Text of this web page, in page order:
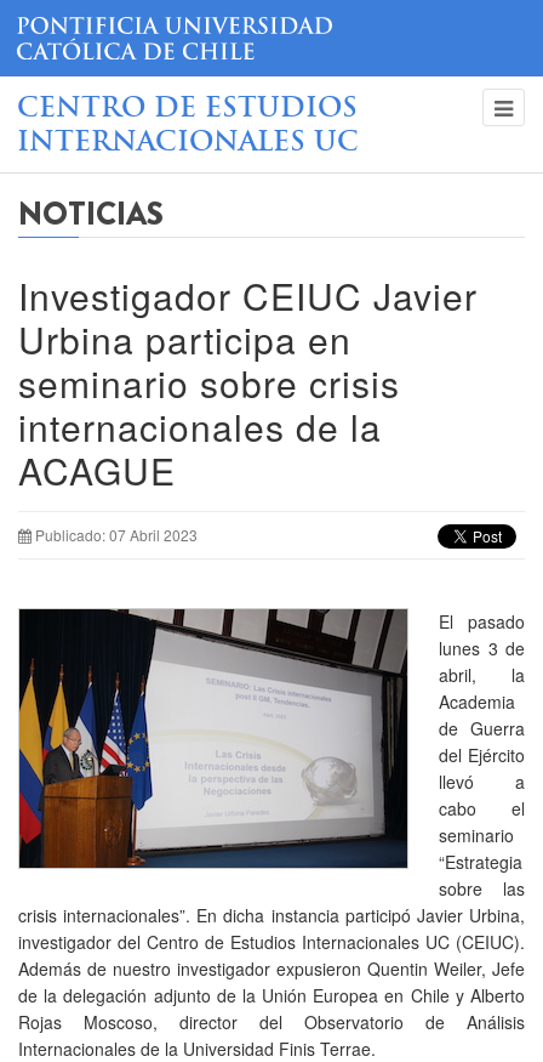
CENTRO DE ESTUDIOS
INTERNACIONALES UC
NOTICIAS
Investigador CEIUC Javier
Urbina participa en
seminario sobre crisis
internacionales de la
ACAGUE
Publicado: 07 Abril 2023
El pasado
lunes 3 de
abril, la
Academia
de Guerra
del Ejército
llevó a
cabo el
seminario
“Estrategia
sobre las
crisis internacionales”. En dicha instancia participó Javier Urbina,
investigador del Centro de Estudios Internacionales UC (CEIUC).
Además de nuestro investigador expusieron Quentin Weiler, Jefe
de la delegación adjunto de la Unión Europea en Chile y Alberto
Rojas Moscoso, director del Observatorio de Análisis
Internacionales de la Universidad Finis Terrae.